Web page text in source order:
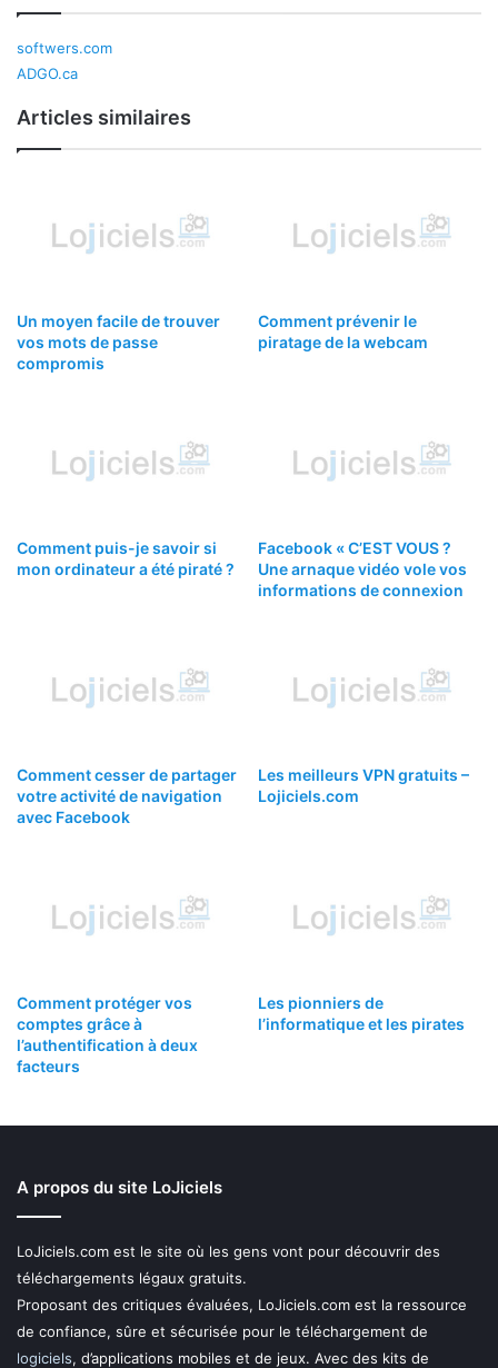
softwers.com
ADGO.ca
Articles similaires
Un moyen facile de trouver
vos mots de passe
compromis
Comment prévenir le
piratage de la webcam
Comment puis-je savoir si
mon ordinateur a été piraté ?
Facebook « C’EST VOUS ?
Une arnaque vidéo vole vos
informations de connexion
Comment cesser de partager
votre activité de navigation
avec Facebook
Les meilleurs VPN gratuits –
Lojiciels.com
Comment protéger vos
comptes grâce à
l’authentification à deux
facteurs
Les pionniers de
l’informatique et les pirates
A propos du site LoJiciels
LoJiciels.com est le site où les gens vont pour découvrir des
téléchargements légaux gratuits.
Proposant des critiques évaluées, LoJiciels.com est la ressource
de confiance, sûre et sécurisée pour le téléchargement de
logiciels, d’applications mobiles et de jeux. Avec des kits de